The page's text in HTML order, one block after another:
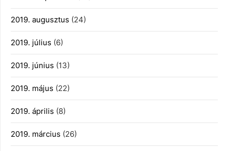
2019. augusztus (24)
2019. július (6)
2019. június (13)
2019. május (22)
2019. április (8)
2019. március (26)